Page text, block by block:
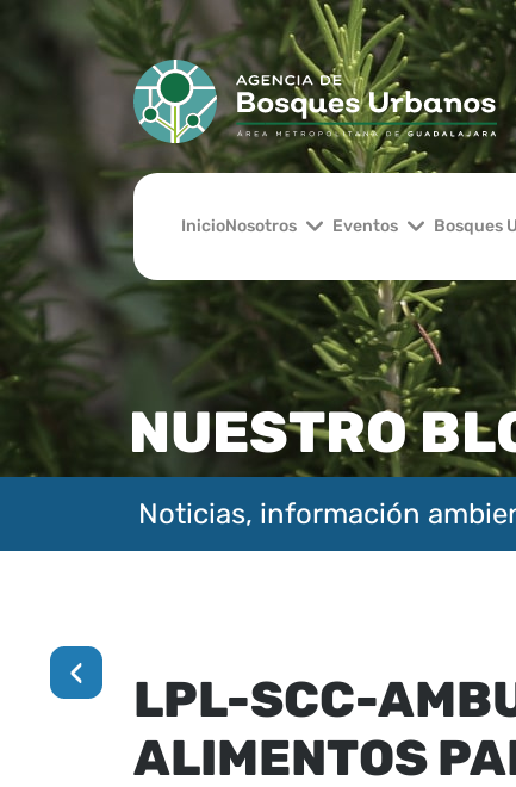
InicioNosotros Eventos Bosques
NUESTRO
Noticias, información
‹
LPL-SCC-
ALIMENTOS